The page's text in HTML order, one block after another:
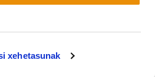
xehetasunak